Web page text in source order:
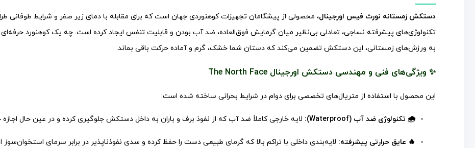
دستکش زمستانه نورث فیس اورجینال، محصولی از پیشگامان تجهیزات کوهنوردی جهان است که برای مقابله با دمای زیر صفر و شرایط طوفانی
تکنولوژی‌های پیشرفته نساجی، تعادلی بی‌نظیر میان گرمایش فوق‌العاده، ضد آب بودن و قابلیت تنفس ایجاد کرده است. چه یک کوهنورد حرفه‌ای
به ورزش‌های زمستانی، این دستکش تضمین می‌کند که دستان شما خشک، گرم و آماده حرکت باقی بماند.
✨ ویژگی‌های فنی و مهندسی دستکش اورجینال The North Face
این محصول با استفاده از متریال‌های تخصصی برای دوام در شرایط بحرانی ساخته شده است:
🌧️ تکنولوژی ضد آب (Waterproof): لایه خارجی کاملاً ضد آب که از نفوذ برف و باران به داخل دستکش جلوگیری کرده و در عین حال
🔥 عایق حرارتی پیشرفته: لایه‌بندی داخلی با تراکم بالا که گرمای طبیعی دست را حفظ کرده و سدی نفوذناپذیر در برابر سرمای استخوان‌سوز